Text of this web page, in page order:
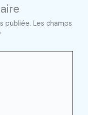
publiée. Les champs